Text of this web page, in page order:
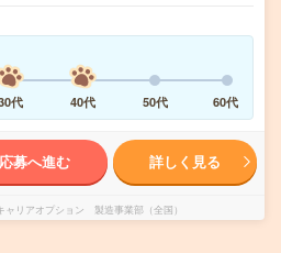
代 40代 50代 60代
応募へ進む 詳しく見る
ャリアオプション 製造事業部（全国）